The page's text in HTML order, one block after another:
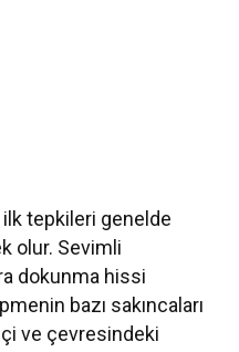
tepkileri genelde
olur. Sevimli
dokunma hissi
bazı sakıncaları
ve çevresindeki